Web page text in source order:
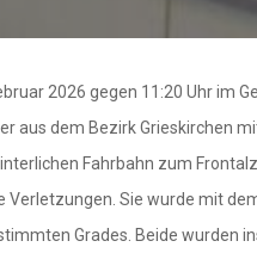
2026 gegen 11:20 Uhr im
aus dem Bezirk
Fahrbahn zum
Sie wurde mit
Grades. Beide wurden